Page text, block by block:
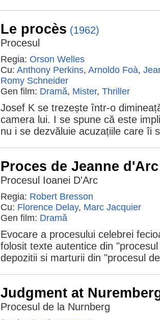
Le procès (1962)
Procesul
Regia: Orson Welles
Cu: Anthony Perkins, Arnoldo Foà,
Romy Schneider
Gen film: Dramă, Mister, Thriller
Josef K se trezește într-o
camera lui. I se spune că este
nu i se dezvăluie acuzațiile care îi
Proces de Jeanne d'Arc
Procesul Ioanei D'Arc
Regia: Robert Bresson
Cu: Florence Delay, Marc Jacquier
Gen film: Dramă
Evocare a procesului celebrei
folosit texte autentice din
depozitii si marturii din "procesul
Judgment at
Procesul de la Nurnberg